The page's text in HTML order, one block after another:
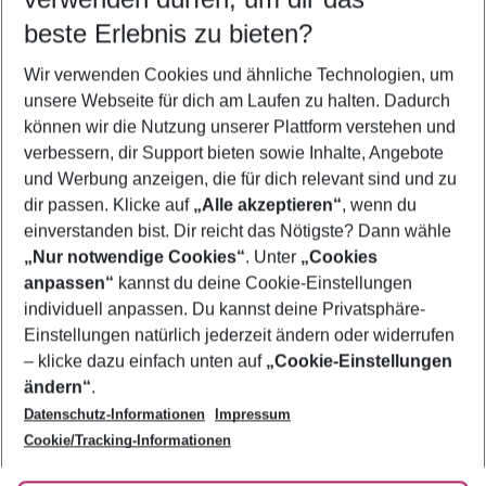
5-8 Nächte
2 Erwachsene Keine Kinder
Mehr Filter anzeigen
Footer
Footer navigation
Über uns
AGB
Bestpreisgarantie
Cookie-Einstellungen ändern
Cookie-Richtlinie
Agenturbetreuung
Barrierefreies Reisen
Folge uns
beste Erlebnis zu bieten?
Wir verwenden Cookies und ähnliche Technologien, um
unsere Webseite für dich am Laufen zu halten. Dadurch
können wir die Nutzung unserer Plattform verstehen und
verbessern, dir Support bieten sowie Inhalte, Angebote
und Werbung anzeigen, die für dich relevant sind und zu
dir passen. Klicke auf „Alle akzeptieren“, wenn du
einverstanden bist. Dir reicht das Nötigste? Dann wähle
„Nur notwendige Cookies“. Unter „Cookies
anpassen“ kannst du deine Cookie-Einstellungen
individuell anpassen. Du kannst deine Privatsphäre-
Einstellungen natürlich jederzeit ändern oder widerrufen
– klicke dazu einfach unten auf „Cookie-Einstellungen
ändern“.
Datenschutz-Informationen
Impressum
Cookie/Tracking-Informationen